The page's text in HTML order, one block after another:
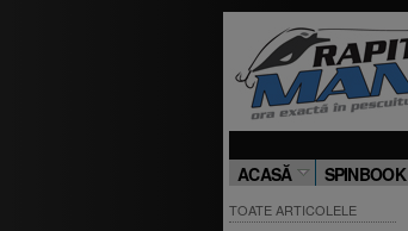
ACASĂ
SPINBOOK
TOATE ARTICOLELE